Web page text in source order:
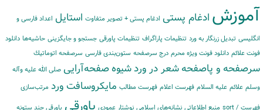
آموزش ادغام پستی ادغام پستی + تصویر متفاوت استایل اعداد فارسی و
انگلیسی تبدیل زرنگار به ورد تنظیمات پاراگراف تنظیمات پاورقی جستجو و جایگزینی حاشیه‌‌ها دانلود
فونت علائم دانلود فونت ویژه محرم درج سرصفحه ستون‌بندی فارسی سرصفحه اتوماتیك
سرصفحه و پاصفحهشعر در وردشیوهصفحه‌آرایی صلی الله علیه وآله
وسلم علائم علیه السلام فهرست اعلام فهرست مطالب مایكروسافت ورد مرتب‌‌سازی
فهرست / sort منبع اطلاعاتی نشانه‌های اسلامی نوشتار عمودی پاورقی پاورقی چند ستونه